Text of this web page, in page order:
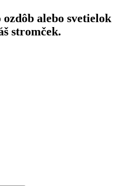
alebo svetielok
stromček.